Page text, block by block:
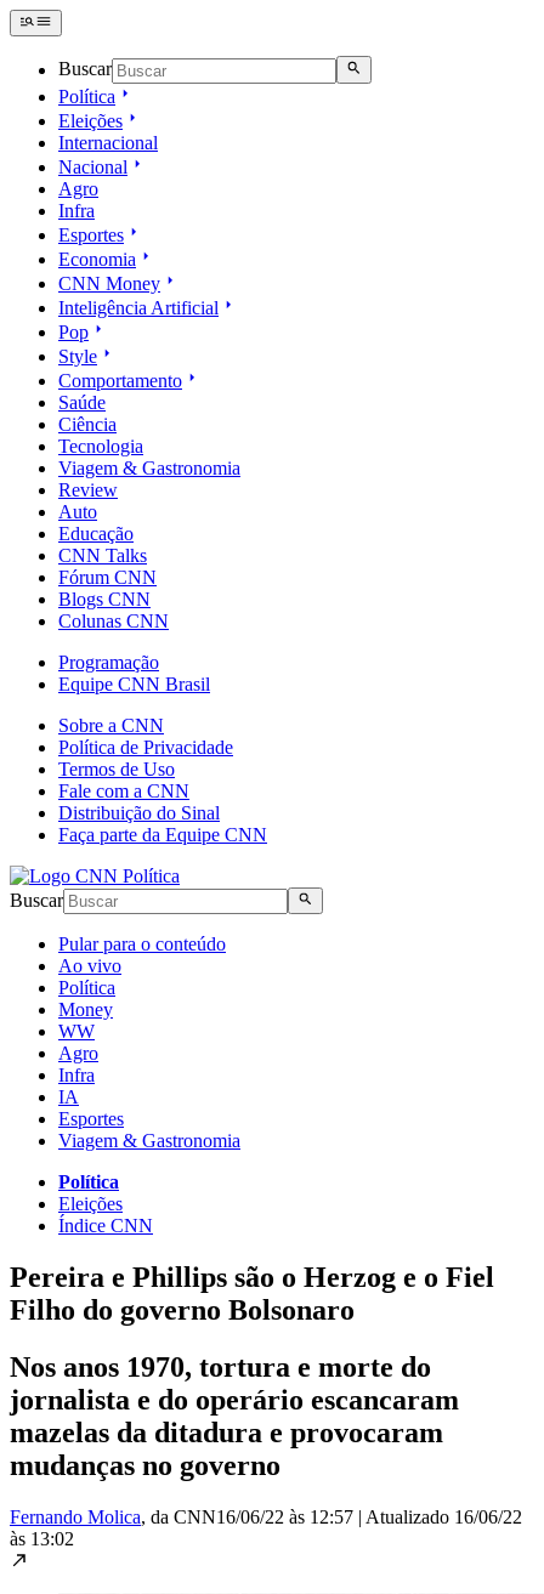
Buscar
Política
Eleições
Internacional
Nacional
Agro
Infra
Esportes
Economia
CNN Money
Inteligência Artificial
Pop
Style
Comportamento
Saúde
Ciência
Tecnologia
Viagem & Gastronomia
Review
Auto
Educação
CNN Talks
Fórum CNN
Blogs CNN
Colunas CNN
Programação
Equipe CNN Brasil
Sobre a CNN
Política de Privacidade
Termos de Uso
Fale com a CNN
Distribuição do Sinal
Faça parte da Equipe CNN
Buscar
Pular para o conteúdo
Ao vivo
Política
Money
WW
Agro
Infra
IA
Esportes
Viagem & Gastronomia
Política
Eleições
Índice CNN
Pereira e Phillips são o Herzog e o Fiel
Filho do governo Bolsonaro
Nos anos 1970, tortura e morte do
jornalista e do operário escancaram
mazelas da ditadura e provocaram
mudanças no governo
Fernando Molica, da CNN16/06/22 às 12:57 | Atualizado 16/06/22
às 13:02